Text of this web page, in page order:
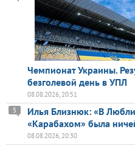
Чемпионат Украины.
безголевой день в УПЛ
08.08.2026, 20:51
Илья Близнюк: «В
«Карабахом» была
5
08.08.2026, 20:30